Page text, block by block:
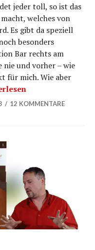
jeder toll, so ist das
welches von
Es gibt da speziell
besonders
Bar rechts am
und vorher – wie
für mich. Wie aber
Bar in Mountain
12 KOMMENTARE